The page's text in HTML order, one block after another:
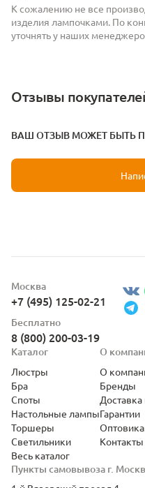
К сожалению не все
изделия лампочками. По
уточнять у наших
Отзывы
ВАШ ОТЗЫВ МОЖЕТ БЫТЬ
Москва
+7 (495) 125-02-21
Бесплатно
8 (800) 200-03-19
Пункты самовывоза г.
Каталог
Люстры
Бра
Споты
Настольные лампы
Торшеры
Светильники
Весь каталог
О
О
Бренды
Доставка
Гарантии
Контакты